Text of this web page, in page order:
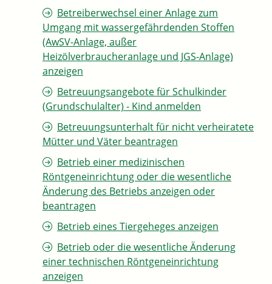
Betreiberwechsel einer Anlage zum
Umgang mit wassergefährdenden Stoffen
(AwSV-Anlage, außer
Heizölverbraucheranlage und JGS-Anlage)
anzeigen
Betreuungsangebote für Schulkinder
(Grundschulalter) - Kind anmelden
Betreuungsunterhalt für nicht verheiratete
Mütter und Väter beantragen
Betrieb einer medizinischen
Röntgeneinrichtung oder die wesentliche
Änderung des Betriebs anzeigen oder
beantragen
Betrieb eines Tiergeheges anzeigen
Betrieb oder die wesentliche Änderung
einer technischen Röntgeneinrichtung
anzeigen